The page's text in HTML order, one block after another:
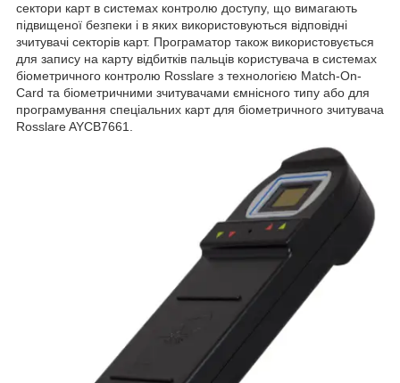
сектори карт в системах контролю доступу, що вимагають
підвищеної безпеки і в яких використовуються відповідні
зчитувачі секторів карт. Програматор також використовується
для запису на карту відбитків пальців користувача в системах
біометричного контролю Rosslare з технологією Match-On-
Card та біометричними зчитувачами ємнісного типу або для
програмування спеціальних карт для біометричного зчитувача
Rosslare AYCB7661.